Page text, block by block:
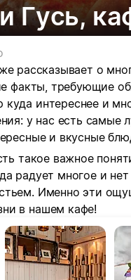
Гусь,
рассказывает о
факты, требующие
интереснее и
у нас есть самые
и вкусные
такое важное
радует многое и
Именно эти
в нашем кафе!